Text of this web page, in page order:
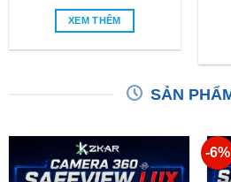
XEM THÊM
SẢN
-6%